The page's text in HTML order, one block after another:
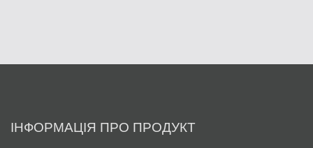
ІНФОРМАЦІЯ ПРО ПРОДУКТ